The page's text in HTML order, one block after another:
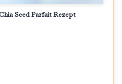
Seed Parfait Rezept